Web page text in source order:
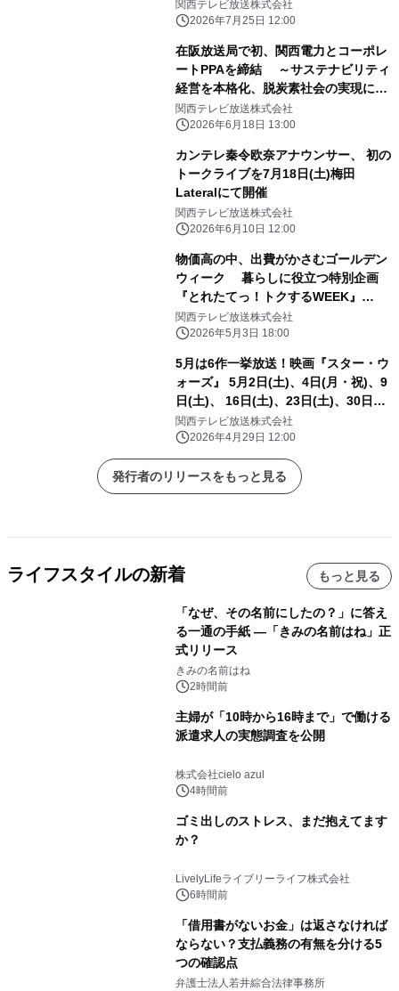
る12時からTVer独占配信
関西テレビ放送株式会社
2026年7月25日 12:00
在阪放送局で初、関西電力とコーポレ
ートPPAを締結 ～サステナビリティ
経営を本格化、脱炭素社会の実現に貢
献～
関西テレビ放送株式会社
2026年6月18日 13:00
カンテレ秦令欧奈アナウンサー、 初の
トークライブを7月18日(土)梅田
Lateralにて開催
関西テレビ放送株式会社
2026年6月10日 12:00
物価高の中、出費がかさむゴールデン
ウィーク 暮らしに役立つ特別企画
『とれたてっ！トクするWEEK』
MC・青木源太「明るく前向きな気持
ちになってもらえるように」 街頭イン
タビューで「おにぎりの値段上昇」に
悩む母に共感 “物欲がない！？”東野幸
治、“子どもが7人”橋下徹、 “タイパ・
コスパ世代”AmBitiousほか 個性派
ゲストが多様な視点で知って得する家
計の情報を本音トーク
関西テレビ放送株式会社
2026年5月3日 18:00
5月は6作一挙放送！映画『スター・ウ
ォーズ』 5月2日(土)、4日(月・祝)、9
日(土)、 16日(土)、23日(土)、30日
(土) 深夜放送(カンテレ／関西ローカ
ル)
関西テレビ放送株式会社
2026年4月29日 12:00
発行者のリリースをもっと見る
ライフスタイルの新着 もっと見る
「なぜ、その名前にしたの？」に答え
る一通の手紙 ―「きみの名前はね」正
式リリース
きみの名前はね
2時間前
主婦が「10時から16時まで」で働ける
派遣求人の実態調査を公開
株式会社cielo azul
4時間前
ゴミ出しのストレス、まだ抱えてます
か？
LivelyLifeライブリーライフ株式会社
6時間前
「借用書がないお金」は返さなければ
ならない？支払義務の有無を分ける5
つの確認点
弁護士法人若井綜合法律事務所